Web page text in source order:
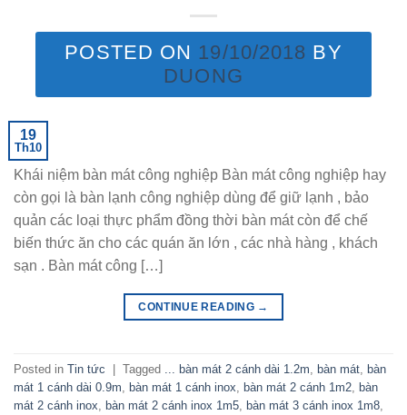
POSTED ON 19/10/2018 BY
DUONG
19
Th10
Khái niệm bàn mát công nghiệp Bàn mát công nghiệp hay
còn gọi là bàn lạnh công nghiệp dùng để giữ lạnh , bảo
quản các loại thực phẩm đồng thời bàn mát còn để chế
biến thức ăn cho các quán ăn lớn , các nhà hàng , khách
sạn . Bàn mát công […]
CONTINUE READING →
Posted in Tin tức | Tagged ... bàn mát 2 cánh dài 1.2m bàn mát bàn
mát 1 cánh dài 0.9m bàn mát 1 cánh inox bàn mát 2 cánh 1m2 bàn
mát 2 cánh inox bàn mát 2 cánh inox 1m5 bàn mát 3 cánh inox 1m8